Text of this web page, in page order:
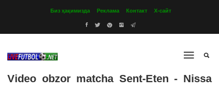
Биз ҳақимизда Реклама Контакт Х-сайт
Video obzor matcha Sent-Eten - Nissa